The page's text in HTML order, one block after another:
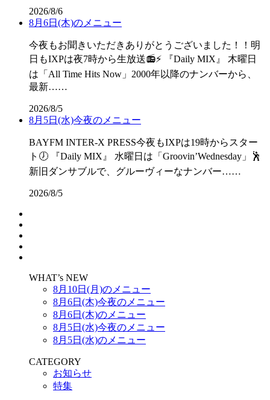
2026/8/6
8月6日(木)のメニュー
今夜もお聞きいただきありがとうございました！！明
日もIXPは夜7時から生放送📻⚡ 『Daily MIX』 木曜日
は「All Time Hits Now」2000年以降のナンバーから、
最新……
2026/8/5
8月5日(水)今夜のメニュー
BAYFM INTER-X PRESS今夜もIXPは19時からスター
ト🕖 『Daily MIX』 水曜日は「Groovin’Wednesday」🕺
新旧ダンサブルで、グルーヴィーなナンバー……
2026/8/5
WHAT’s NEW
8月10日(月)のメニュー
8月6日(木)今夜のメニュー
8月6日(木)のメニュー
8月5日(水)今夜のメニュー
8月5日(水)のメニュー
CATEGORY
お知らせ
特集